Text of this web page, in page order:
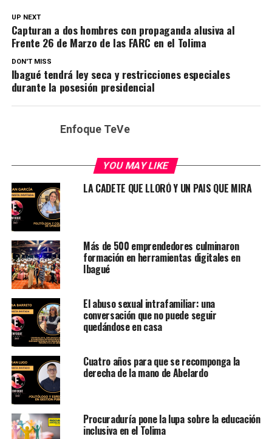
UP NEXT
Capturan a dos hombres con propaganda alusiva al
Frente 26 de Marzo de las FARC en el Tolima
DON'T MISS
Ibagué tendrá ley seca y restricciones especiales
durante la posesión presidencial
Enfoque TeVe
YOU MAY LIKE
LA CADETE QUE LLORÓ Y UN PAIS QUE MIRA
Más de 500 emprendedores culminaron
formación en herramientas digitales en
Ibagué
El abuso sexual intrafamiliar: una
conversación que no puede seguir
quedándose en casa
Cuatro años para que se recomponga la
derecha de la mano de Abelardo
Procuraduría pone la lupa sobre la educación
inclusiva en el Tolima